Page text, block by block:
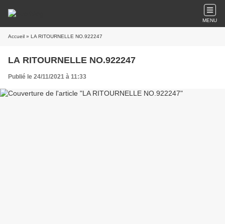
MENU
Accueil » LA RITOURNELLE NO.922247
LA RITOURNELLE NO.922247
Publié le 24/11/2021 à 11:33